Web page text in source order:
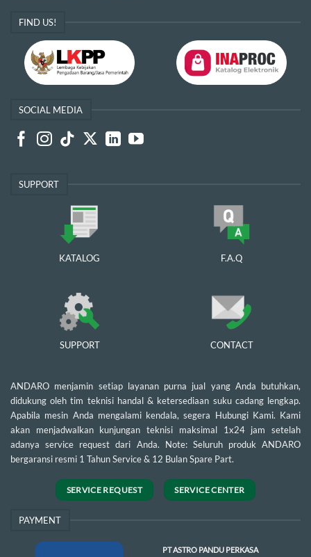
FIND US!
SOCIAL MEDIA
SUPPORT
KATALOG F.A.Q
SUPPORT CONTACT
ANDARO menjamin setiap layanan purna jual yang Anda butuhkan,
didukung oleh tim teknisi handal & ketersediaan suku cadang lengkap.
Apabila mesin Anda mengalami kendala, segera Hubungi Kami. Kami
akan menjadwalkan kunjungan teknisi maksimal 1x24 jam setelah
adanya service request dari Anda. Note: Seluruh produk ANDARO
bergaransi resmi 1 Tahun Service & 12 Bulan Spare Part.
SERVICE REQUEST SERVICE CENTER
PAYMENT
PT ASTRO PANDU PERKASA